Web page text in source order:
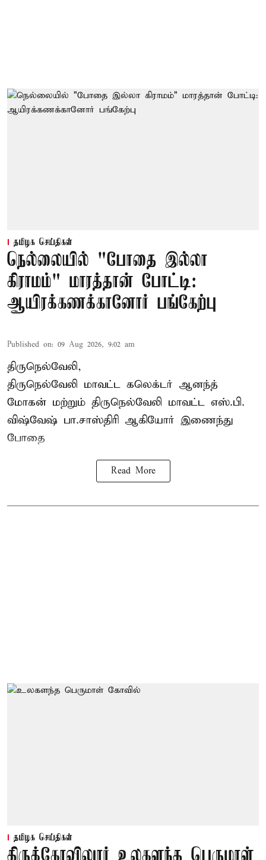
தமிழக செய்திகள்
நெல்லையில் "போதை இல்லா
கிராமம்" மாரத்தான் போட்டி:
ஆயிரக்கணக்கானோர் பங்கேற்பு
Published on: 09 Aug 2026, 9:02 am
திருநெல்வேலி,
திருநெல்வேலி மாவட்ட கலெக்டர் ஆனந்த்
மோகன் மற்றும் திருநெல்வேலி மாவட்ட எஸ்.பி.
விஷ்வேஷ் பா.சாஸ்திரி ஆகியோர் இணைந்து
போதை
Read More
தமிழக செய்திகள்